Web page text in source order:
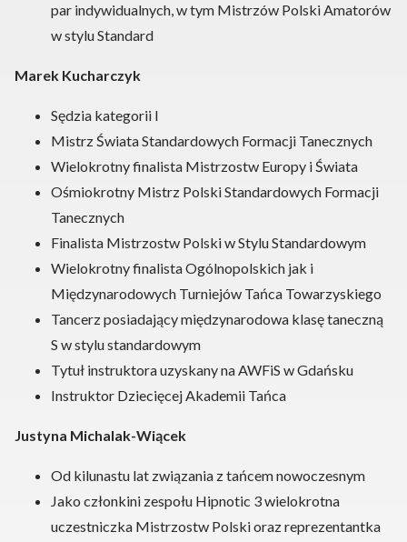
par indywidualnych, w tym Mistrzów Polski Amatorów
w stylu Standard
Marek Kucharczyk
Sędzia kategorii I
Mistrz Świata Standardowych Formacji Tanecznych
Wielokrotny finalista Mistrzostw Europy i Świata
Ośmiokrotny Mistrz Polski Standardowych Formacji
Tanecznych
Finalista Mistrzostw Polski w Stylu Standardowym
Wielokrotny finalista Ogólnopolskich jak i
Międzynarodowych Turniejów Tańca Towarzyskiego
Tancerz posiadający międzynarodowa klasę taneczną
S w stylu standardowym
Tytuł instruktora uzyskany na AWFiS w Gdańsku
Instruktor Dziecięcej Akademii Tańca
Justyna Michalak-Wiącek
Od kilunastu lat związania z tańcem nowoczesnym
Jako członkini zespołu Hipnotic 3 wielokrotna
uczestniczka Mistrzostw Polski oraz reprezentantka